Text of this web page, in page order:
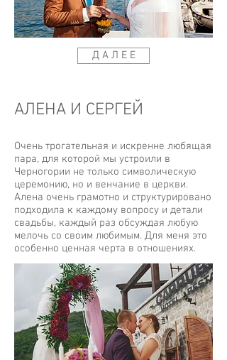
Д А Л Е Е
АЛЕНА И СЕРГЕЙ
Очень трогательная и искренне любящая
пара, для которой мы устроили в
Черногории не только символическую
церемонию, но и венчание в церкви.
Алена очень грамотно и структурировано
подходила к каждому вопросу и детали
свадьбы, каждый раз обсуждая любую
мелочь со своим любимым. Для меня это
особенно ценная черта в отношениях.